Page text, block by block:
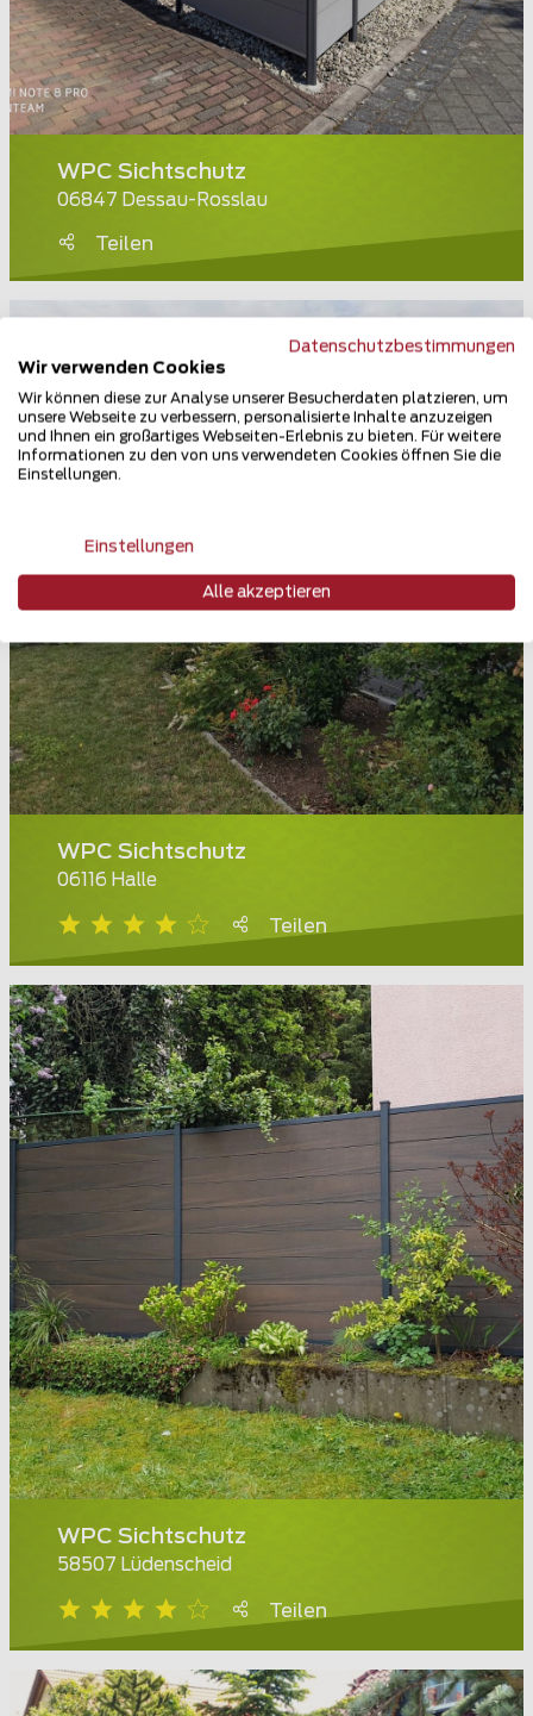
WPC Sichtschutz
06847 Dessau-Rosslau
Teilen
WPC Sichtschutz
06116 Halle
Teilen
WPC Sichtschutz
58507 Lüdenscheid
Teilen
Datenschutzbestimmungen
Wir verwenden Cookies
Wir können diese zur Analyse unserer Besucherdaten platzieren, um
unsere Webseite zu verbessern, personalisierte Inhalte anzuzeigen
und Ihnen ein großartiges Webseiten-Erlebnis zu bieten. Für weitere
Informationen zu den von uns verwendeten Cookies öffnen Sie die
Einstellungen.
Einstellungen
Alle akzeptieren